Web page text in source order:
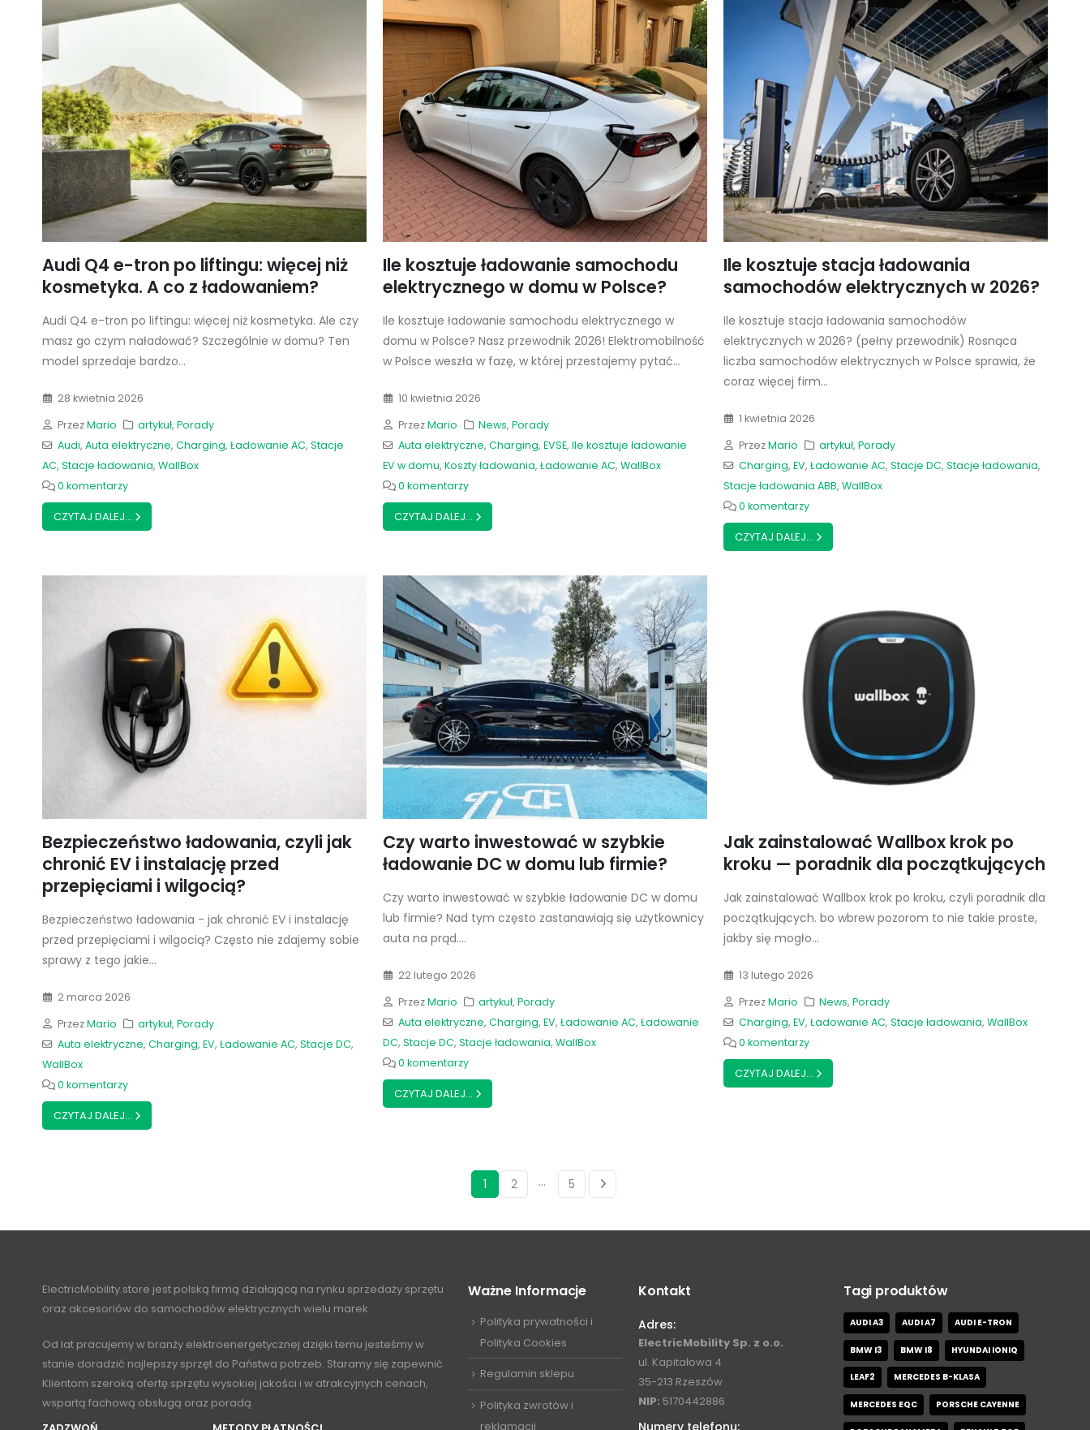
Audi Q4 e-tron po liftingu: więcej niż
kosmetyka. A co z ładowaniem?
Audi Q4 e-tron po liftingu: więcej niż kosmetyka. Ale czy
masz go czym naładować? Szczególnie w domu? Ten
model sprzedaje bardzo...
28 kwietnia 2026
PrzezMario artykuł,Porady
Audi, Auta elektryczne, Charging, Ładowanie AC, Stacje
AC, Stacje ładowania, WallBox
0 komentarzy
CZYTAJ DALEJ...
Ile kosztuje ładowanie samochodu
elektrycznego w domu w Polsce?
Ile kosztuje ładowanie samochodu elektrycznego w
domu w Polsce? Nasz przewodnik 2026! Elektromobilność
w Polsce weszła w fazę, w której przestajemy pytać...
10 kwietnia 2026
PrzezMario News,Porady
Auta elektryczne, Charging, EVSE, Ile kosztuje ładowanie
EV w domu, Koszty ładowania, Ładowanie AC, WallBox
0 komentarzy
CZYTAJ DALEJ...
Ile kosztuje stacja ładowania
samochodów elektrycznych w 2026?
Ile kosztuje stacja ładowania samochodów
elektrycznych w 2026? (pełny przewodnik) Rosnąca
liczba samochodów elektrycznych w Polsce sprawia, że
coraz więcej firm...
1 kwietnia 2026
PrzezMario artykuł,Porady
Charging, EV, Ładowanie AC, Stacje DC, Stacje ładowania,
Stacje ładowania ABB, WallBox
0 komentarzy
CZYTAJ DALEJ...
Bezpieczeństwo ładowania, czyli jak
chronić EV i instalację przed
przepięciami i wilgocią?
Bezpieczeństwo ładowania - jak chronić EV i instalację
przed przepięciami i wilgocią? Często nie zdajemy sobie
sprawy z tego jakie...
2 marca 2026
PrzezMario artykuł,Porady
Auta elektryczne, Charging, EV, Ładowanie AC, Stacje DC,
WallBox
0 komentarzy
CZYTAJ DALEJ...
Czy warto inwestować w szybkie
ładowanie DC w domu lub firmie?
Czy warto inwestować w szybkie ładowanie DC w domu
lub firmie? Nad tym często zastanawiają się użytkownicy
auta na prąd....
22 lutego 2026
PrzezMario artykuł,Porady
Auta elektryczne, Charging, EV, Ładowanie AC, Ładowanie
DC, Stacje DC, Stacje ładowania, WallBox
0 komentarzy
CZYTAJ DALEJ...
Jak zainstalować Wallbox krok po
kroku — poradnik dla początkujących
Jak zainstalować Wallbox krok po kroku, czyli poradnik dla
początkujących. bo wbrew pozorom to nie takie proste,
jakby się mogło...
13 lutego 2026
PrzezMario News,Porady
Charging, EV, Ładowanie AC, Stacje ładowania, WallBox
0 komentarzy
CZYTAJ DALEJ...
1 2 … 5
ElectricMobility.store jest polską firmą działającą na rynku sprzedaży sprzętu
oraz akcesoriów do samochodów elektrycznych wielu marek.
Od lat pracujemy w branży elektroenergetycznej dzięki temu jesteśmy w
stanie doradzić najlepszy sprzęt do Państwa potrzeb. Staramy się zapewnić
Klientom szeroką ofertę sprzętu wysokiej jakości i w atrakcyjnych cenach,
wspartą fachową obsługą oraz poradą.
Ważne Informacje
Polityka prywatności i
Polityka Cookies
Regulamin sklepu
Polityka zwrotów i
reklamacji
Kontakt
Adres:
ElectricMobility Sp. z o.o.
ul. Kapitałowa 4
35-213 Rzeszów
NIP: 5170442886
Numery telefonu:
Tagi produktów
AUDI A3 AUDI A7 AUDI E-TRON
BMW I3 BMW I8 HYUNDAI IONIQ
LEAF2 MERCEDES B-KLASA
MERCEDES EQC PORSCHE CAYENNE